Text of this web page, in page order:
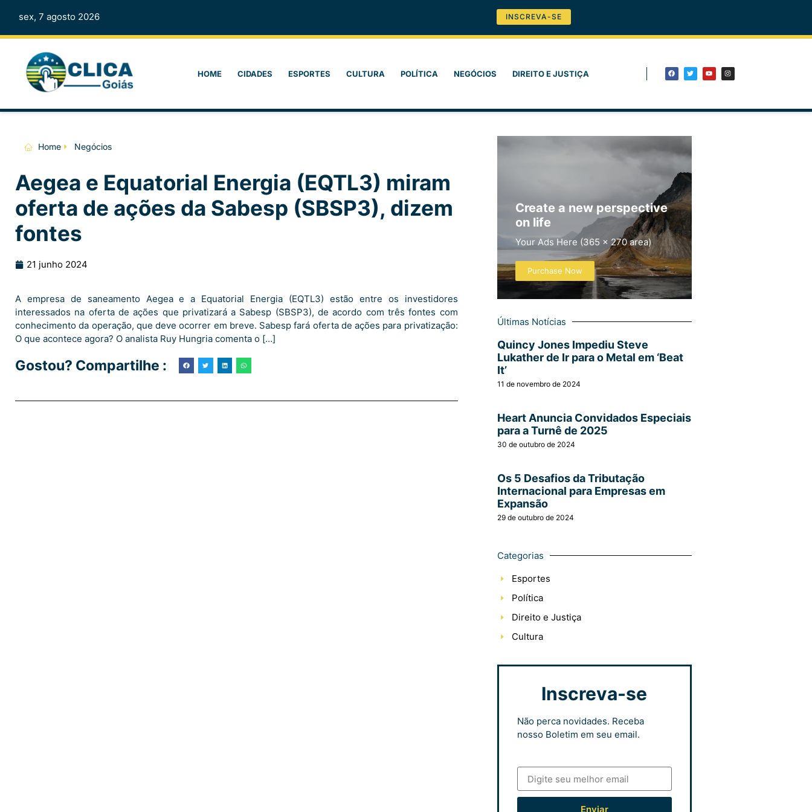
sex, 7 agosto 2026 INSCREVA-SE
HOME CIDADES ESPORTES CULTURA POLÍTICA NEGÓCIOS DIREITO E JUSTIÇA
Home Negócios
Aegea e Equatorial Energia (EQTL3) miram
oferta de ações da Sabesp (SBSP3), dizem
fontes
21 junho 2024
A empresa de saneamento Aegea e a Equatorial Energia (EQTL3) estão entre os investidores
interessados na oferta de ações que privatizará a Sabesp (SBSP3), de acordo com três fontes com
conhecimento da operação, que deve ocorrer em breve. Sabesp fará oferta de ações para privatização:
O que acontece agora? O analista Ruy Hungria comenta o […]
Gostou? Compartilhe :
Create a new perspective
on life
Your Ads Here (365 x 270 area)
Purchase Now
Últimas Notícias
Quincy Jones Impediu Steve
Lukather de Ir para o Metal em ‘Beat
It’
11 de novembro de 2024
Heart Anuncia Convidados Especiais
para a Turnê de 2025
30 de outubro de 2024
Os 5 Desafios da Tributação
Internacional para Empresas em
Expansão
29 de outubro de 2024
Categorias
Esportes
Política
Direito e Justiça
Cultura
Inscreva-se
Não perca novidades. Receba
nosso Boletim em seu email.
Enviar